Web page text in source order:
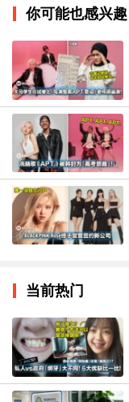
你可能也感兴趣
当前热门